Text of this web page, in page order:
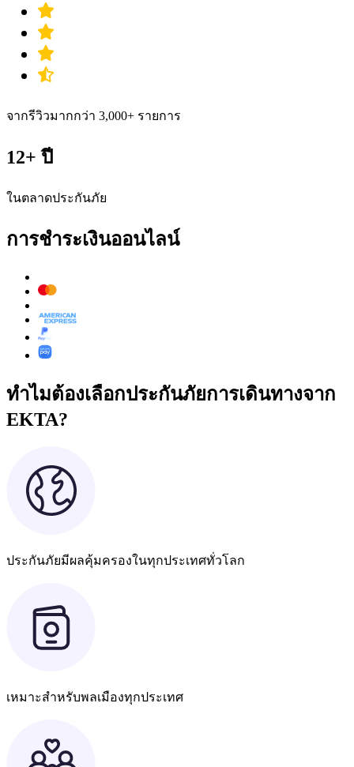
จากรีวิวมากกว่า 3,000+ รายการ
12+ ปี
ในตลาดประกันภัย
การชำระเงินออนไลน์
ทำไมต้องเลือกประกันภัยการเดินทางจาก
EKTA?
ประกันภัยมีผลคุ้มครองในทุกประเทศทั่วโลก
เหมาะสำหรับพลเมืองทุกประเทศ